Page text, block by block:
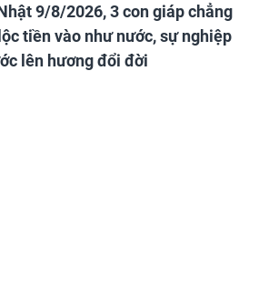
9/8/2026, 3 con giáp chẳng
tiền vào như nước, sự nghiệp
lên hương đổi đời